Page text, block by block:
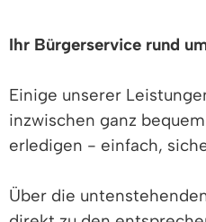
Ihr Bürgerservice rund
Einige unserer
inzwischen ganz
erledigen - einfach,
Über die